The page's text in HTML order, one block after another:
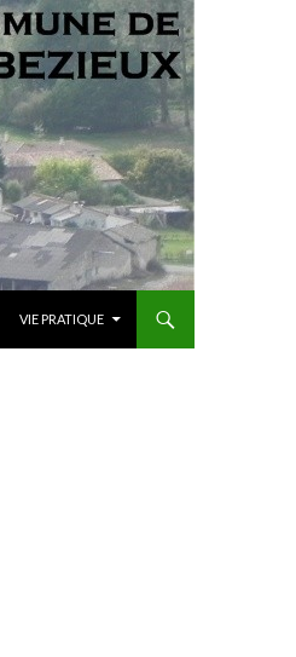
VIE PRATIQUE